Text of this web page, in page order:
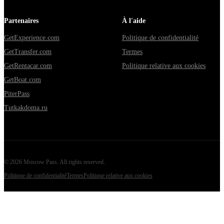
Partenaires
GetExperience.com
GetTransfer.com
GetRentacar.com
GetBoat.com
PiterPass
Tutkakdoma.ru
À l'aide
Politique de confidentialité
Termes
Politique relative aux cookies
© 2026 Moscow Pass. All rights reserved.
Politique de confidentialitéTermesPolitique relative aux cookies